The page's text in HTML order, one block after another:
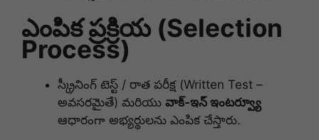
ఎంపిక ప్రక్రియ (Selection
Process)
స్క్రీనింగ్ టెస్ట్ / రాత పరీక్ష (Written Test –
అవసరమైతే) మరియు వాక్-ఇన్ ఇంటర్వ్యూ
ఆధారంగా అభ్యర్థులను ఎంపిక చేస్తారు.